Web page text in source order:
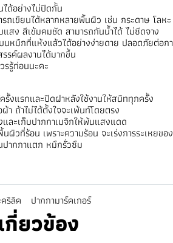
ด้อย่างไม่ปิดกั้น
รถเขียนได้หลากหลายพื้นผิว เช่น กระดาษ โล
สง สีเข้มคมชัด สามารถกันน้ำได้ ไม่ซีดจาง
นหมึกที่แห้งแล้วได้อย่างง่ายดาย ปลอดภัยต่อกา
รค์ผลงานได้มากขึ้น
รรู้ก่อนนะคะ
รั้งแรกและปิดฝาหลังใช้งานให้สนิททุกครั้ง
ผ้า ถ้าไม่ได้ตั้งใจจะเพ้นท์โดยตรง
ละเก็บปากกาเมจิกให้พ้นแสงแดด
ผิวที่ร้อน เพราะความร้อน จะเร่งการระเหยขอ
ปากกาแตก หมึกรั่วซึม
ริลิค ปากกามาร์คเกอร์
ยวข้อง